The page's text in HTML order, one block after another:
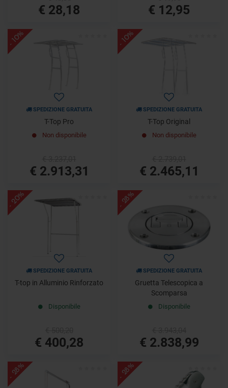
€ 28,18 € 12,95
- 10%
SPEDIZIONE GRATUITA
T-Top Pro
Non disponibile
€ 2.913,31
- 10%
SPEDIZIONE GRATUITA
T-Top Original
Non disponibile
€ 2.465,11
- 20%
SPEDIZIONE GRATUITA
T-top in Alluminio Rinforzato
Disponibile
€ 400,28
- 28%
SPEDIZIONE GRATUITA
Gruetta Telescopica a
Scomparsa
Disponibile
€ 2.838,99
- 28% - 28%